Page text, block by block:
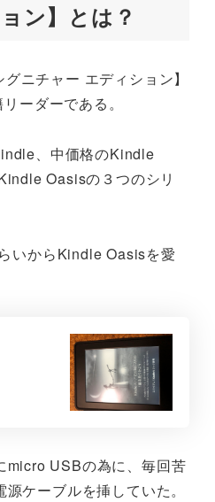
ン】とは？
ニチャー エディション】
ーダーである。
、中価格のKindle
Oasisの３つのシリ
いからKindle Oasisを愛
micro USBの為に、毎回苦
ケーブルを挿していた。